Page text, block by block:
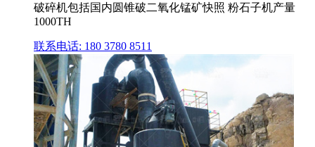
破碎机包括国内圆锥破二氧化锰矿快照 粉石子机产量
1000TH
联系电话: 180 3780 8511